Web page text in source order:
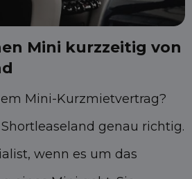
Mini kurzzeitig von
Mini-Kurzmietvertrag?
genau richtig.
wenn es um das